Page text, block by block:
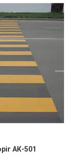
АК-501